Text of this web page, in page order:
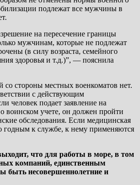
подлежат все мужчины в
на пересечение границы
мужчинам, которые не подлежат
(в силу возраста, семейного
здоровья и т.д.)”, — пояснила
со стороны местных военкоматов нет.
с действующим
человек подает заявление на
воинском учете, он должен пройти
обследования. Если медицинская
годным к службе, к нему применяются
что для работы в море, в том
компаний, единственным
быть несовершеннолетние и